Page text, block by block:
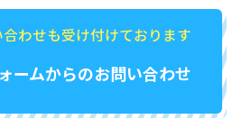
わせも受け付けております
ームからのお問い合わせ